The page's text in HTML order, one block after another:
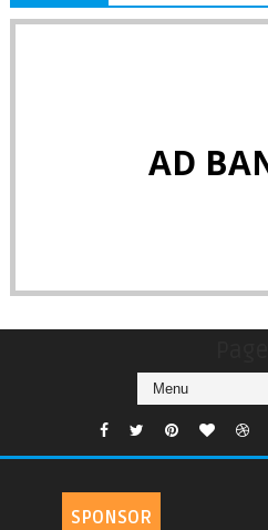
AD
SPONSOR